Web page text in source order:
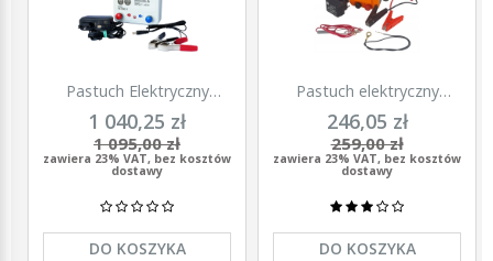
Pastuch Elektryczny
Elektryzator uniwersalny
Pomelac AS-7900 7,9 Jula
1 040,25 zł
1 095,00 zł
zawiera 23% VAT, bez kosztów
dostawy
DO KOSZYKA
Pastuch elektryczny
elektryzator uniwersalny z
zasilaczem 9/12/230V
Unitra - U1000
246,05 zł
259,00 zł
zawiera 23% VAT, bez kosztów
dostawy
DO KOSZYKA